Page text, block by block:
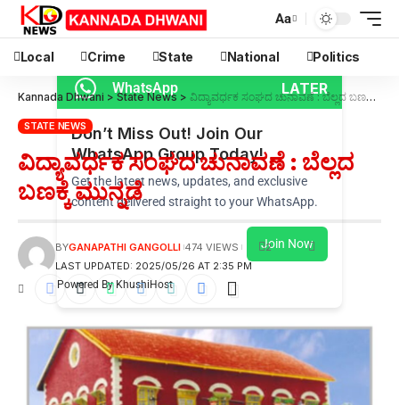
Aa
Local Crime State National Politics
Kannada Dhwani >State News > ವಿದ್ಯಾವರ್ಧಕ ಸಂಘದ ಚುನಾವಣೆ : ಬೆಲ್ಲದ ಬಣಕ್ಕೆ ಮುನ್ನಡೆ
STATE NEWS
ವಿದ್ಯಾವರ್ಧಕ ಸಂಘದ ಚುನಾವಣೆ : ಬೆಲ್ಲದ
ಬಣಕ್ಕೆ ಮುನ್ನಡೆ
LAST UPDATED: 2025/05/26 AT 2:35 PM
BYGANAPATHI GANGOLLI 474 VIEWS 2
WhatsApp LATER
Don’t Miss Out! Join Our
WhatsApp Group Today!
Get the latest news, updates, and exclusive
content delivered straight to your WhatsApp.
Join Now
Powered By KhushiHost